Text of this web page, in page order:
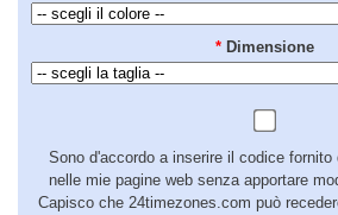
* Dimensione
Sono d'accordo a inserire il codice
nelle mie pagine web senza apportare
Capisco che 24timezones.com può